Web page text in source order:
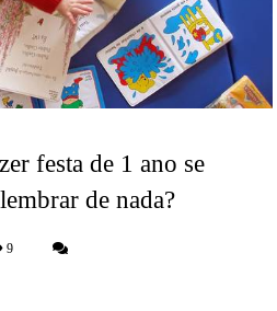
festa de 1 ano se
de nada?
9